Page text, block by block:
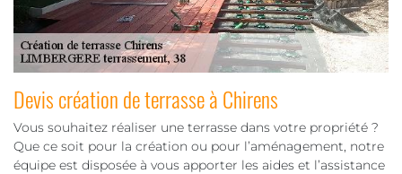
Devis création de terrasse à Chirens
Vous souhaitez réaliser une terrasse dans votre propriété ?
Que ce soit pour la création ou pour l’aménagement, notre
équipe est disposée à vous apporter les aides et l’assistance